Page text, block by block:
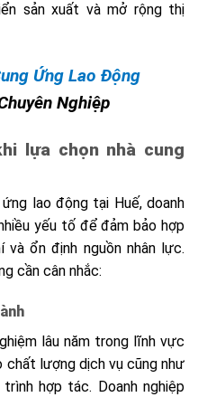
sản xuất và mở rộng thị
Ứng Lao Động
Nghiệp
lựa chọn nhà cung
lao động tại Huế, doanh
yếu tố để đảm bảo hợp
ổn định nguồn nhân lực.
cần cân nhắc:
lâu năm trong lĩnh vực
chất lượng dịch vụ cũng như
hợp tác. Doanh nghiệp